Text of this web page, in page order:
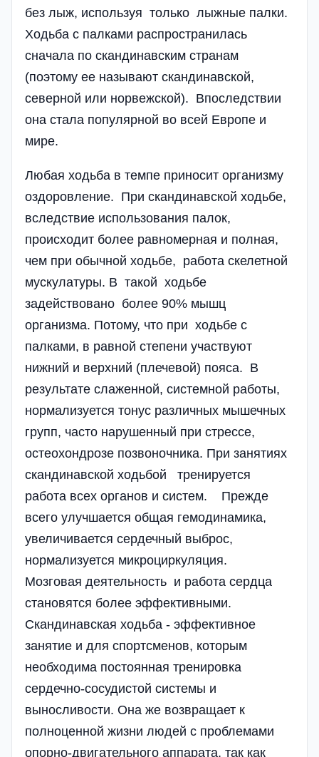
без лыж, используя только лыжные палки.
Ходьба с палками распространилась
сначала по скандинавским странам
(поэтому ее называют скандинавской,
северной или норвежской). Впоследствии
она стала популярной во всей Европе и
мире.
Любая ходьба в темпе приносит организму
оздоровление. При скандинавской ходьбе,
вследствие использования палок,
происходит более равномерная и полная,
чем при обычной ходьбе, работа скелетной
мускулатуры. В такой ходьбе
задействовано более 90% мышц
организма. Потому, что при ходьбе с
палками, в равной степени участвуют
нижний и верхний (плечевой) пояса. В
результате слаженной, системной работы,
нормализуется тонус различных мышечных
групп, часто нарушенный при стрессе,
остеохондрозе позвоночника. При занятиях
скандинавской ходьбой тренируется
работа всех органов и систем. Прежде
всего улучшается общая гемодинамика,
увеличивается сердечный выброс,
нормализуется микроциркуляция.
Мозговая деятельность и работа сердца
становятся более эффективными.
Скандинавская ходьба - эффективное
занятие и для спортсменов, которым
необходима постоянная тренировка
сердечно-сосудистой системы и
выносливости. Она же возвращает к
полноценной жизни людей с проблемами
опорно-двигательного аппарата, так как